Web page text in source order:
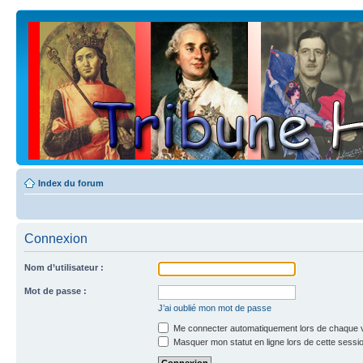
Index du forum
Connexion
Nom d’utilisateur :
Mot de passe :
J’ai oublié mon mot de passe
Me connecter automatiquement lors de chaque
Masquer mon statut en ligne lors de cette